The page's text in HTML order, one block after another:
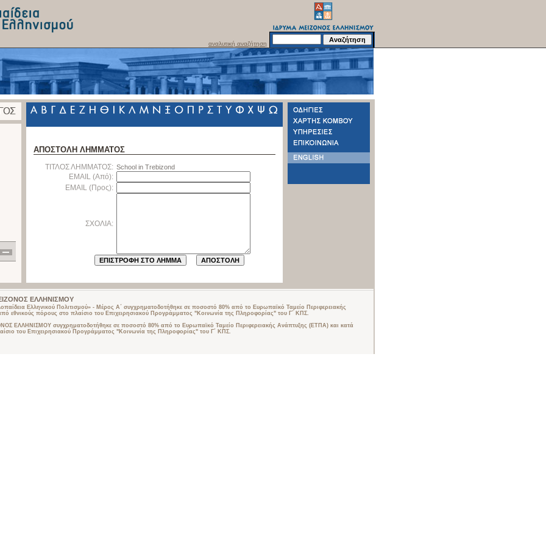
αναλυτική αναζήτηση
ΑΠΟΣΤΟΛΗ ΛΗΜΜΑΤΟΣ
ΤΙΤΛΟΣ ΛΗΜΜΑΤΟΣ: School in Trebizond
EMAIL (Από):
EMAIL (Προς):
ΣΧΟΛΙΑ:
ΕΛΛΗΝΙΣΜΟΥ
Ελληνικού Πολιτισμού» - Μέρος Α΄ συγχρηματοδοτήθηκε σε ποσοστό 80% από το Ευρωπαϊκό Ταμείο Περιφερειακής
εθνικούς πόρους στο πλαίσιο του Επιχειρησιακού Προγράμματος "Κοινωνία της Πληροφορίας" του Γ΄ ΚΠΣ.
ΕΛΛΗΝΙΣΜΟΥ συγχρηματοδοτήθηκε σε ποσοστό 80% από το Ευρωπαϊκό Ταμείο Περιφερειακής Ανάπτυξης (ΕΤΠΑ) και κατά
του Επιχειρησιακού Προγράμματος "Κοινωνία της Πληροφορίας" του Γ΄ ΚΠΣ.